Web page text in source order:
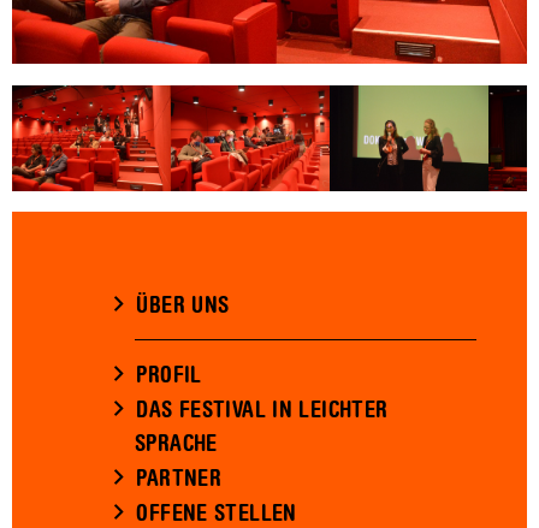
ÜBER UNS
PROFIL
DAS FESTIVAL IN LEICHTER
SPRACHE
PARTNER
OFFENE STELLEN